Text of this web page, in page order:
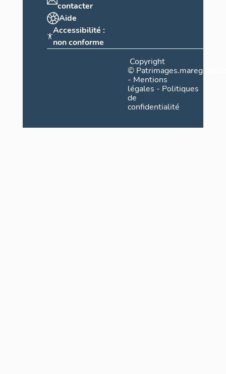
contacter
Aide
Accessibilité :
non conforme
Copyright
©
- Mentions
légales - Politiques
de
confidentialité